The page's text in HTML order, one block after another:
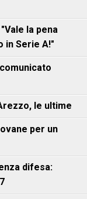
la pena
in Serie A!"
le ultime
per un
difesa: